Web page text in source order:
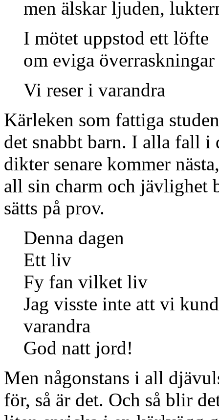
oftast inte behöva stånga
glad när jag öppnarJag
trollbinder mig. Det börjar
kollektiv och gör musik.
första våren tillsammans.
livet. Viet som snärjs
Som att komma till ett
och känna sig hemma
Man vet inte vart
men älskar ljuden,
I mötet uppstod ett löfte
om eviga överraskningar
Vi reser i varandra
Kärleken som fattiga
det snabbt barn. I alla fall
dikter senare kommer